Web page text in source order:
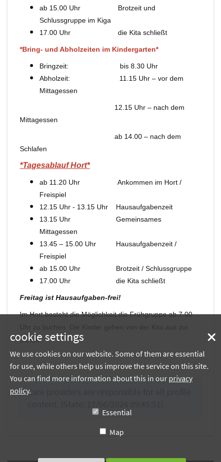
ab 15.00 Uhr Brotzeit und
Schlussgruppe im Kiga
17.00 Uhr die Kita schließt
*Bring- und Abholzeiten im Kindergarten*
Bringzeit: bis 8.30 Uhr
Abholzeit: 11.15 Uhr – vor dem
Mittagessen
12.15 Uhr – nach dem
Mittagessen
ab 14.00 – nach dem
Schlafen
*Tagesablauf Hort*
ab 11.20 Uhr Ankommen im Hort /
Freispiel
12.15 Uhr - 13.15 Uhr Hausaufgabenzeit
13.15 Uhr Gemeinsames
Mittagessen
13.45 – 15.00 Uhr Hausaufgabenzeit /
Freispiel
ab 15.00 Uhr Brotzeit / Schlussgruppe
17.00 Uhr die Kita schließt
Freitag ist Hausaufgaben-frei!
Im Hort besteht die Möglichkeit die Frühgruppe ab 7.00
Schule
Care providers are responsible for all profile
cookie settings
We use cookies on our website. Some of them are essential
for use, while others help us improve the service on this site.
You can find more information about this in our privacy
policy.
Essential
Map